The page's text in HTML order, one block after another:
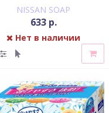
концентрированный
запасной блок 650 мл
NISSAN SOAP
633 р.
Нет в наличии